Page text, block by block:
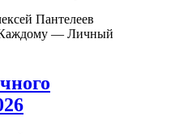
Пантелеев
— Личный